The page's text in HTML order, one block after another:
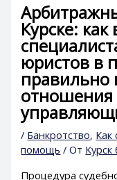
Курске:
юристов в
правильно
/ Банкротство, Как
помощь / От Курск
Процедура